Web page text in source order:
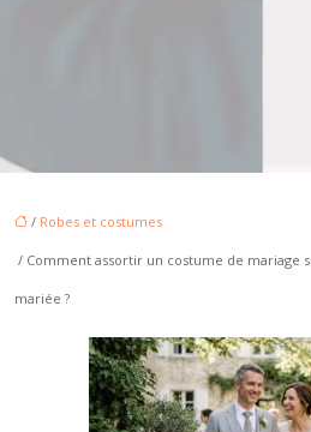
/ Robes et costumes
/ Comment assortir un costume de mariage
mariée ?